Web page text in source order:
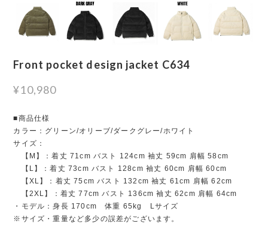
Front pocket design jacket C634
¥10,980
■商品仕様
カラー：グリーン/オリーブ/ダークグレー/ホワイト
サイズ：
【M】：着丈 71cm バスト 124cm 袖丈 59cm 肩幅 58cm
【L】：着丈 73cm バスト 128cm 袖丈 60cm 肩幅 60cm
【XL】：着丈 75cm バスト 132cm 袖丈 61cm 肩幅 62cm
【2XL】：着丈 77cm バスト 136cm 袖丈 62cm 肩幅 64cm
・モデル：身長 170cm 体重 65kg Lサイズ
※サイズ・重量など多少の誤差がございます。